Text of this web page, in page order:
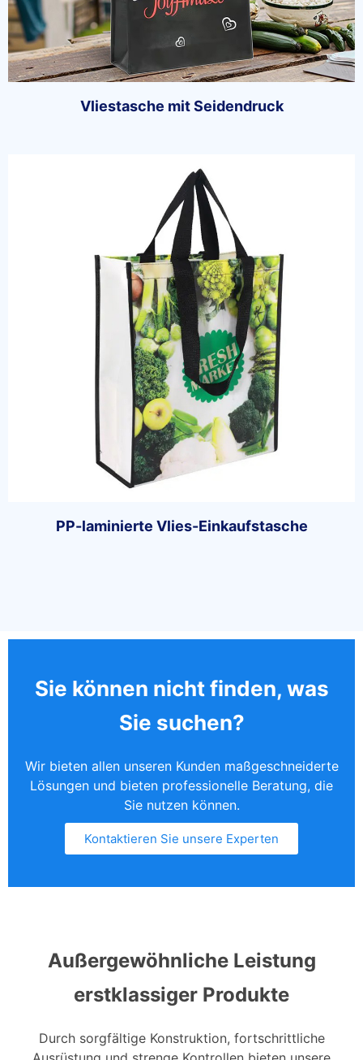
Vliestasche mit Seidendruck
PP-laminierte Vlies-Einkaufstasche
Sie können nicht finden, was
Sie suchen?
Wir bieten allen unseren Kunden maßgeschneiderte
Lösungen und bieten professionelle Beratung, die
Sie nutzen können.
Kontaktieren Sie unsere Experten
Außergewöhnliche Leistung
erstklassiger Produkte
Durch sorgfältige Konstruktion, fortschrittliche